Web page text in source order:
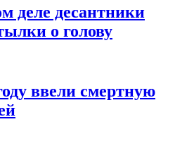
деле десантники
о голову
ввели смертную